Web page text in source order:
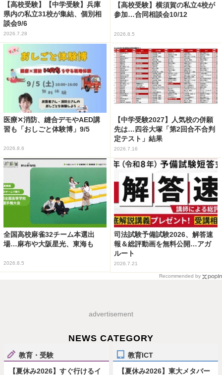
【高校受験】【中学受験】兵庫
県内の私立31校が集結、個別相
談会9/6
2026.7.28
【高校受験】横須賀の私立4校が
参加…合同相談会10/12
2026.8.5
医療✕消防、縫合デモやAED講
習も「おしごと体験博」9/5
2026.8.6
【中学受験2027】人気校の併願
先は…四谷大塚「第2回合不合判
定テスト」結果
2026.7.16
全国高校麻雀32チーム本選出
場…麻布や大阪星光、東海も
2026.8.5
司法試験予備試験2026、解答速
報＆総評動画を無料公開…アガ
ルート
2026.7.21
Recommended by
advertisement
NEWS CATEGORY
教育・受験
【夏休み2026】すぐ行けるイ
教育ICT
【夏休み2026】東大メタバー